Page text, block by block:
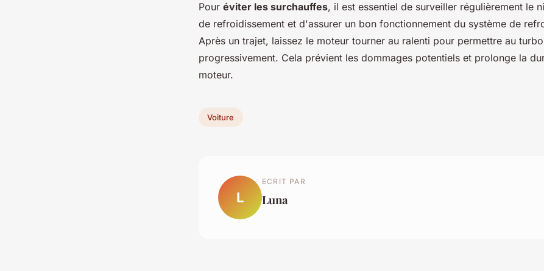
Pour éviter les surchauffes, il est essentiel de surveiller régulièrement le
de refroidissement et d'assurer un bon fonctionnement du système de
Après un trajet, laissez le moteur tourner au ralenti pour permettre au
progressivement. Cela prévient les dommages potentiels et prolonge la
moteur.
Voiture
L
ECRIT PAR
Luna